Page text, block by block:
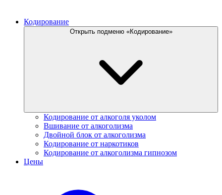
Кодирование
Открыть подменю «Кодирование»
Кодирование от алкоголя уколом
Вшивание от алкоголизма
Двойной блок от алкоголизма
Кодирование от наркотиков
Кодирование от алкоголизма гипнозом
Цены